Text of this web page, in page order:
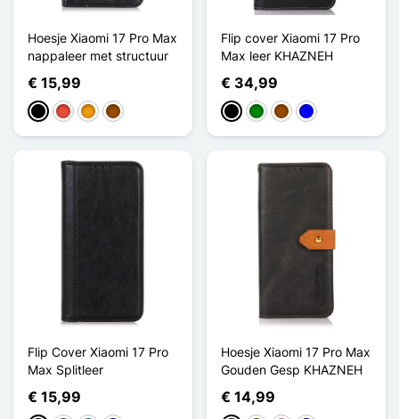
Hoesje Xiaomi 17 Pro Max
nappaleer met structuur
€ 15,99
ZwartRoodOranje
Bruin
Flip cover Xiaomi 17 Pro
Max leer KHAZNEH
€ 34,99
ZwartGroenBruinBlauw
Flip Cover Xiaomi 17 Pro
Max Splitleer
€ 15,99
Hoesje Xiaomi 17 Pro Max
Gouden Gesp KHAZNEH
€ 14,99